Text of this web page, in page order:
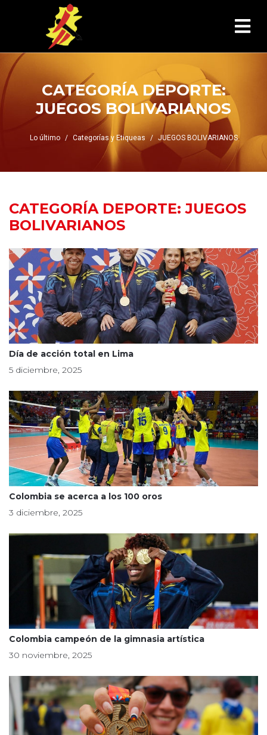
CATEGORÍA DEPORTE:
JUEGOS BOLIVARIANOS
Lo último Categorías y Etiqueas JUEGOS BOLIVARIANOS
CATEGORÍA DEPORTE:JUEGOS
BOLIVARIANOS
Día de acción total en Lima
5 diciembre, 2025
Colombia se acerca a los 100 oros
3 diciembre, 2025
Colombia campeón de la gimnasia artística
30 noviembre, 2025